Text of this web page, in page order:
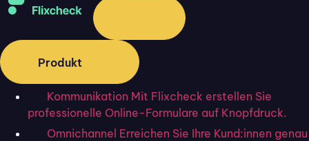
Produkt
Kommunikation Mit Flixcheck erstellen Sie
professionelle Online-Formulare auf Knopfdruck.
Omnichannel Erreichen Sie Ihre Kund:innen